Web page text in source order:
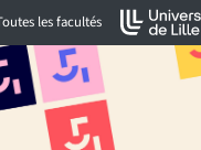
les facultés